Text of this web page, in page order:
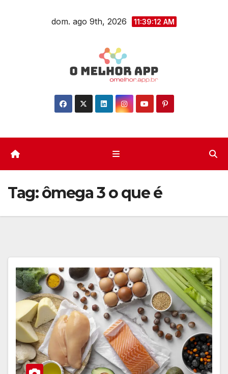
dom. ago 9th, 2026 11:39:13 AM
Tag:ômega 3 o que é